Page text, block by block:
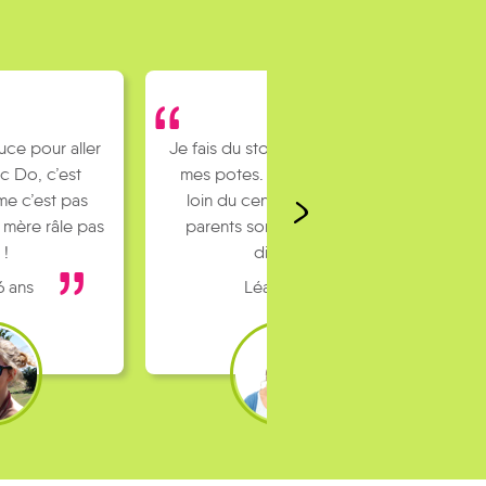
pour rejoindre
J’habite un peu
ville et mes
pas toujours
dispo…
16 ans